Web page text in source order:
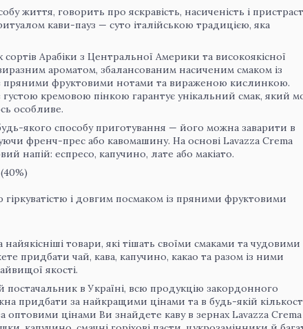
життя, говорить про яскравість, насиченість і
кави-пауз — суто італійською традицією, яка
Арабіки з Центральної Америки та високоякісної
ароматом, збалансованим насиченим смаком із
пряними фруктовими нотами та вираженою кислинкою.
кремовою пінкою гарантує унікальний смак, який
особливе.
якого способу приготування — його можна заварити в
френч-прес або кавомашину. На основі Lavazza Crema
напій: еспресо, капучино, лате або макіато.
і довгим посмаком із пряними фруктовими
товари, які тішать своїми смаками та чудовими
придбати чай, кава, капучино, какао та разом із ними
якості.
в Україні, всю продукцію закордонного
придбати за найкращими цінами та в будь-якій
оптовими цінами Ви знайдете каву в зернах Lavazza Crema